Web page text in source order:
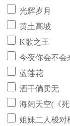
光辉岁月
黄土高坡
K歌之王
今夜你会不会
蓝莲花
酒干倘卖无
海阔天空(《
姐妹二人梭对